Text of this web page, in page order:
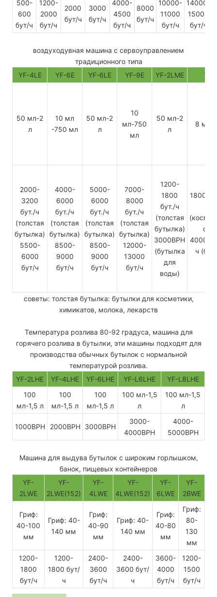
500-
600
бут/ч
1200-
2000
бут/ч
2000
бут/ч
3000
бут/ч
4000-
4500
бут/ч
8000
бут/ч
10000-
11000
бут/ч
14000-
15000
бут/ч
воздуходувная машина с сервоуправлением
традиционного типа
YF-4LE
YF-6E YF-6LE YF-9E YF-2LME YF-
50 мл-2
л
10 мл
-750 мл
50 мл-2
л
10
мл-750
мл
50 мл-2
л
8 мл-
2000-
3200
бут./ч
(толстая
бутылка)
5500-
6000
бут/ч
4000-
6000
бут./ч
(толстая
бутылка)
8500-
9000
бут/ч
5000-
6000
бут./ч
(толстая
бутылка)
8500-
9000
бут/ч
7000-
8000
бут./ч
(толстая
бутылка)
12000-
13000
бут/ч
1200-
1800
бут./ч
(толстая
бутылка)
3000BPH
(бутылка
для
воды)
1800-
4000-
ч
советы: толстая бутылка: бутылки для косметики,
химикатов, молока, лекарств
Температура розлива 80-92 градуса, машина для
горячего розлива в бутылки, эти машины подходят для
производства обычных бутылок с нормальной
температурой розлива.
YF-2LHE
YF-4LHE YF-6LHE YF-L6LHE
YF-L8LHE
100
мл-1,5 л
100
мл-1,5 л
100
мл-1,5 л
100 мл-1,5
л
100 мл-1,5
л
1000BPH 2000BPH 3000BPH
3000-
4000BPH
4000-
5000BPH
Машина для выдува бутылок с широким горлышком,
банок, пищевых контейнеров
YF-
2LWE
YF-
2LWE(152)
YF-
4LWE
YF-
4LWE(152)
YF-
6LWE
YF-
2BWE
Гриф:
40-100
мм
Гриф: 40-
140 мм
Гриф:
40-90
мм
Гриф: 40-
140 мм
Гриф:
40-80
мм
Гриф:
80-
130
мм
1200-
1800
бут/ч
1200-
1800 бут/
ч
2400-
3600
бут/ч
2400-
3600 бут/
ч
3600-
4000
бут/ч
1200-
1500
бут/ч